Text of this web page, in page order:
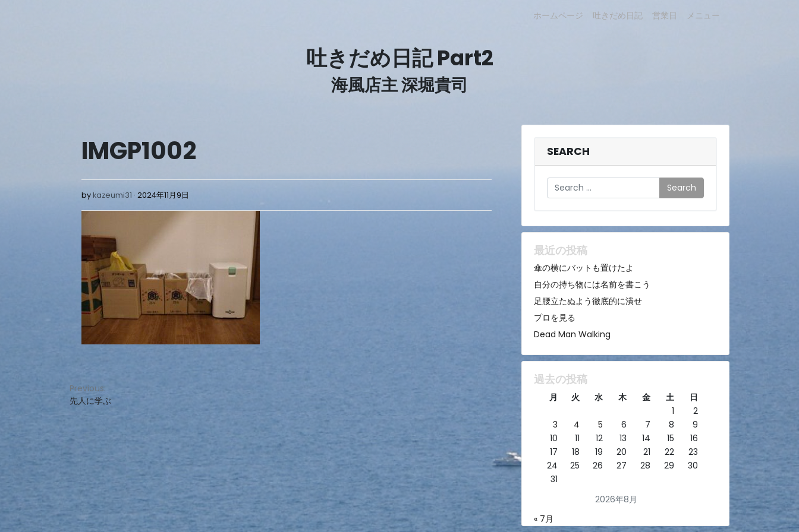
ホームページ 吐きだめ日記 営業日 メニュー
吐きだめ日記 Part2
海風店主 深堀貴司
IMGP1002
bykazeumi31 2024年11月9日
投
稿
ナ
ビ
ゲ
ー
シ
Previous:
先人に学ぶ
SEARCH
Search
最近の投稿
傘の横にバットも置けたよ
自分の持ち物には名前を書こう
足腰立たぬよう徹底的に潰せ
プロを見る
Dead Man Walking
過去の投稿
2026年8月
月 火 水 木 金 土
日
1
2
3
4 5 6 7 8
9
10
11 12 13 14 15
16
17
18 19 20 21 22
23
24
25 26 27 28 29
30
31
« 7月